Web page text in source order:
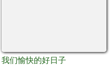
我们愉快的好日子